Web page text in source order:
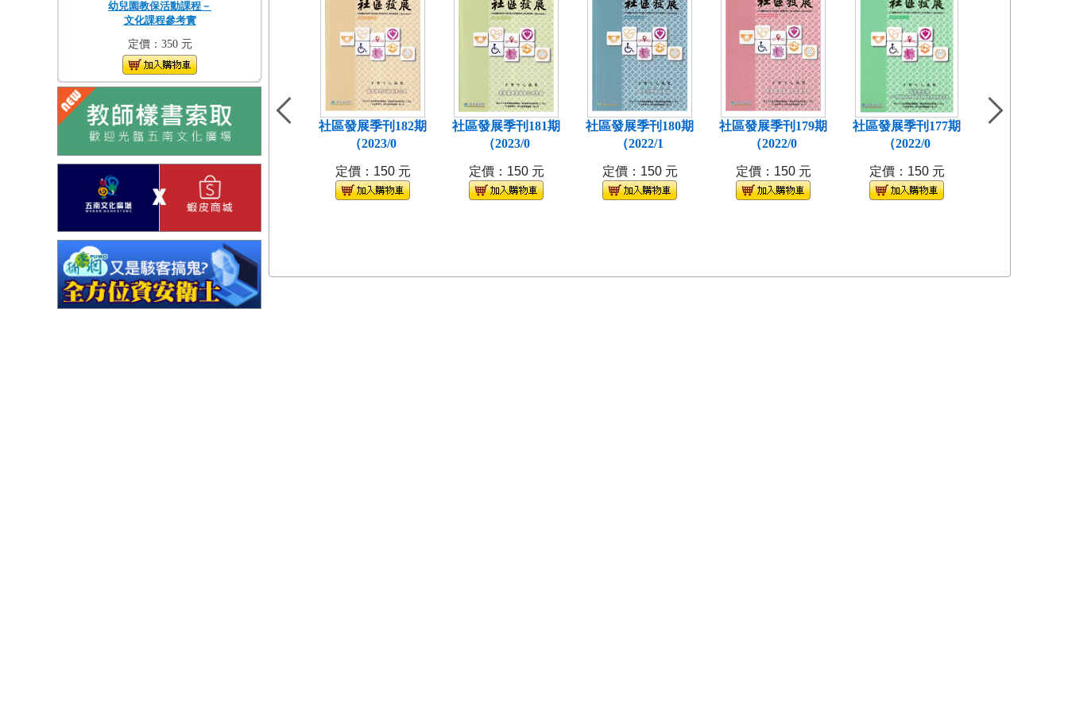
幼兒園教保活動課程－
文化課程參考實
定價：350 元
社區發展季刊182期
（2023/0
定價：150 元
社區發展季刊181期
（2023/0
定價：150 元
社區發展季刊180期
（2022/1
定價：150 元
社區發展季刊179期
（2022/0
定價：150 元
社區發展季刊177期
（2022/0
定價：150 元
社區發展季刊